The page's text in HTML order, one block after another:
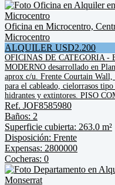
Oficina en Microcentro,
Microcentro
ALQUILER USD2.200
OFICINAS DE CATEGORIA -
MODERNO desarrollado en
aprox c/u. Frente Courtain Wall,
para el cableado, cielorrasos
hidrantes y extintores. PISO
Ref. JOF8585980
Baños: 2
Superficie cubierta: 263.0 m²
Disposición: Frente
Expensas: 2800000
Cocheras: 0